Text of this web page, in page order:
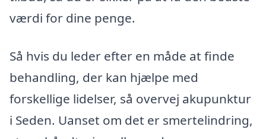
værdi for dine penge.
Så hvis du leder efter en måde at finde
behandling, der kan hjælpe med
forskellige lidelser, så overvej akupunktur
i Seden. Uanset om det er smertelindring,